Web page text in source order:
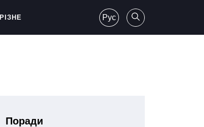
РІЗНЕ Рус
Поради